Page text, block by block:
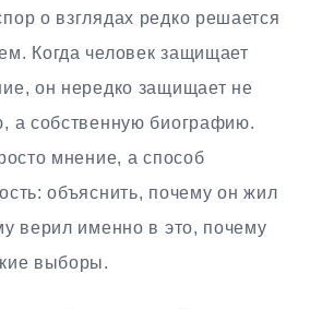
о взглядах редко решается
Когда человек защищает
он нередко защищает не
а собственную биографию.
мнение, а способ
объяснить, почему он жил
верил именно в это, почему
выборы.